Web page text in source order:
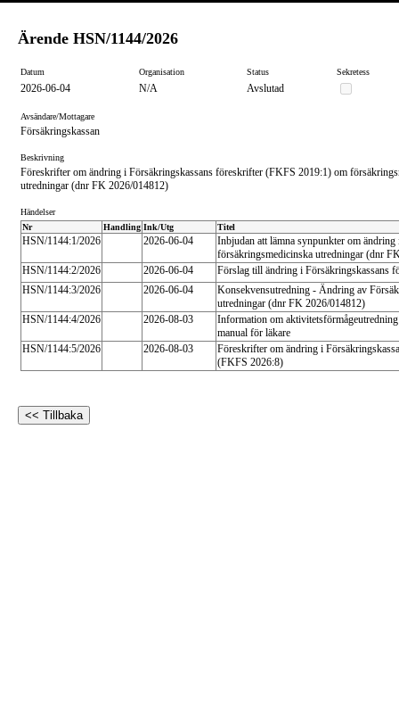
Ärende HSN/1144/2026
Datum Organisation Status Sekretess
2026-06-04 N/A Avslutad
Avsändare/Mottagare
Försäkringskassan
Beskrivning
Föreskrifter om ändring i Försäkringskassans föreskrifter (FKFS 2019:1) om
utredningar (dnr FK 2026/014812)
Händelser
Nr
Handling Ink/Utg Titel
HSN/1144:1/2026 2026-06-04
Inbjudan att lämna synpunkter om
försäkringsmedicinska utredningar (dnr
HSN/1144:2/2026
2026-06-04
Förslag till ändring i Försäkringskassans
HSN/1144:3/2026
2026-06-04
Konsekvensutredning - Ändring av
utredningar (dnr FK 2026/014812)
HSN/1144:4/2026
2026-08-03
Information om
manual för läkare
HSN/1144:5/2026
2026-08-03
Föreskrifter om ändring i
(FKFS 2026:8)